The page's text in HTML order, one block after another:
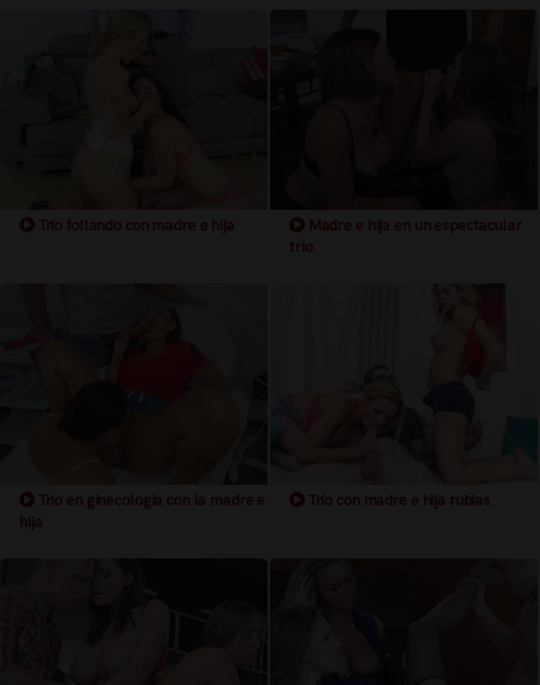
Trio follando con madre e hija
Madre e hija en un espectacular
trio
Trio en ginecologia con la madre e
hija
Trío con madre e hija rubias